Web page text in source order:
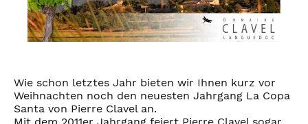
Wie schon letztes Jahr bieten wir Ihnen kurz vor
Weihnachten noch den neuesten Jahrgang La Copa
Santa von Pierre Clavel an.
Mit dem 2011er Jahrgang feiert Pierre Clavel sogar